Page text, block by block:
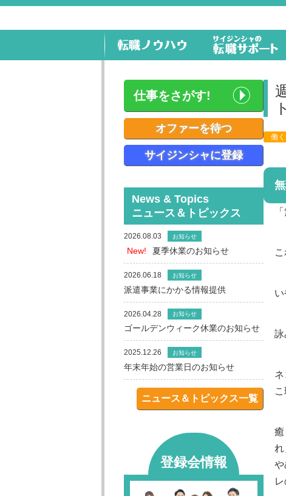
働
詠
癒
や
仕事をさがす!
オファーを待つ
サイジンシャに登録
News & Topics
ニュース＆トピックス
2026.08.03 お知らせ
New! 夏季休業のお知らせ
2026.06.18 お知らせ
派遣事業にかかる情報提供
2026.04.28 お知らせ
ゴールデンウィーク休業のお知らせ
2025.12.26 お知らせ
年末年始の営業日のお知らせ
ニュース＆トピックス一覧
登録会情報